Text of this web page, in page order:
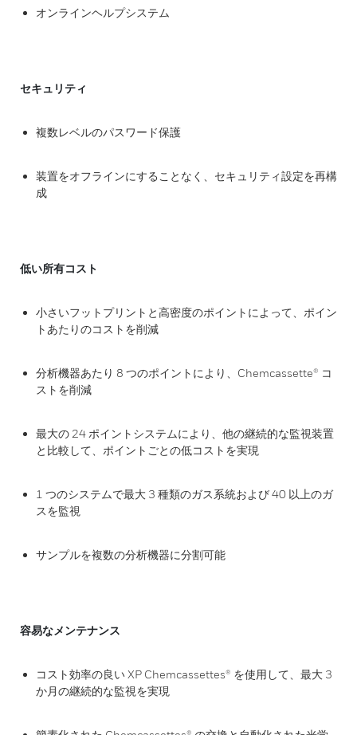
オンラインヘルプシステム
セキュリティ
複数レベルのパスワード保護
装置をオフラインにすることなく、セキュリティ設定を再構
成
低い所有コスト
小さいフットプリントと高密度のポイントによって、ポイン
トあたりのコストを削減
分析機器あたり 8 つのポイントにより、Chemcassette® コ
ストを削減
最大の 24 ポイントシステムにより、他の継続的な監視装置
と比較して、ポイントごとの低コストを実現
1 つのシステムで最大 3 種類のガス系統および 40 以上のガ
スを監視
サンプルを複数の分析機器に分割可能
容易なメンテナンス
コスト効率の良い XP Chemcassettes® を使用して、最大 3
か月の継続的な監視を実現